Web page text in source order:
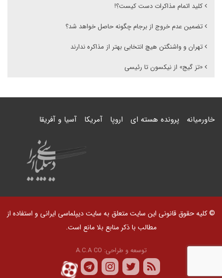
کلید اتمام مذاکرات دست کیست؟!
تضمین عدم خروج از برجام چگونه حاصل خواهد شد؟
تهران و واشنگتن هیچ انتخابی بهتر از مذاکره ندارند
«تز گیج» از نیکسون تا رئیسی
خاورمیانه پرونده هسته ای اروپا آمریکا آسیا و آفریقا
© کلیه حقوق قانونی این سایت متعلق به سایت دیپلماسی ایرانی و استفاده از
مطالب با ذکر منابع بلا مانع است.
توسعه و طراحی: A.C.A CO